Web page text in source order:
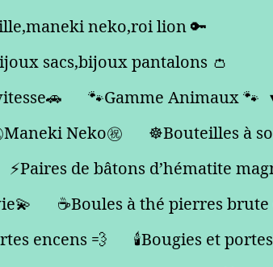
neko,roi lion 🔑
sacs,bijoux pantalons 👛
🐾Gamme Animaux 🐾
️Maneki Neko㊗️
☸️Bouteilles à
⚡️Paires de bâtons d’hématite
☕️Boules à thé pierres brute
encens 💨
🕯️Bougies et